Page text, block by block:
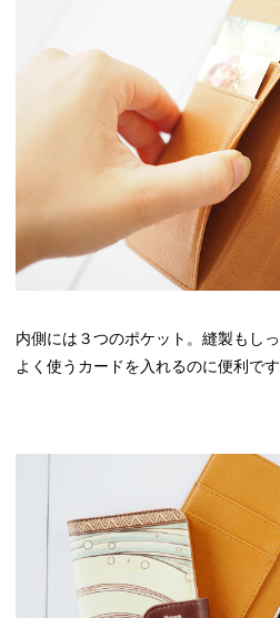
内側には３つのポケット。縫製もし
よく使うカードを入れるのに便利です